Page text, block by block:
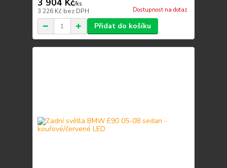
3 904 Kč/ks
3 226 Kč bez DPH Dostupnost na dotaz
Přidat do košíku